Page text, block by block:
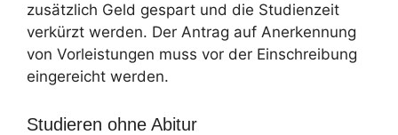
zusätzlich Geld gespart und die Studienzeit
verkürzt werden. Der Antrag auf Anerkennung
von Vorleistungen muss vor der Einschreibung
eingereicht werden.
Studieren ohne Abitur